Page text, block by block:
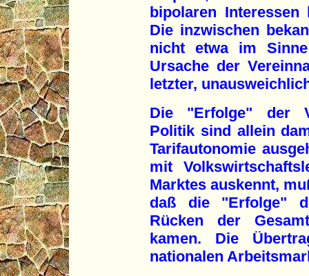
bipolaren Interessen
Die inzwischen
nicht etwa im
Ursache der
letzter,
Die "Erfolge" der
Politik sind allein
Tarifautonomie
mit
Marktes auskennt,
daß die "Erfolge"
Rücken der
kamen. Die
nationalen